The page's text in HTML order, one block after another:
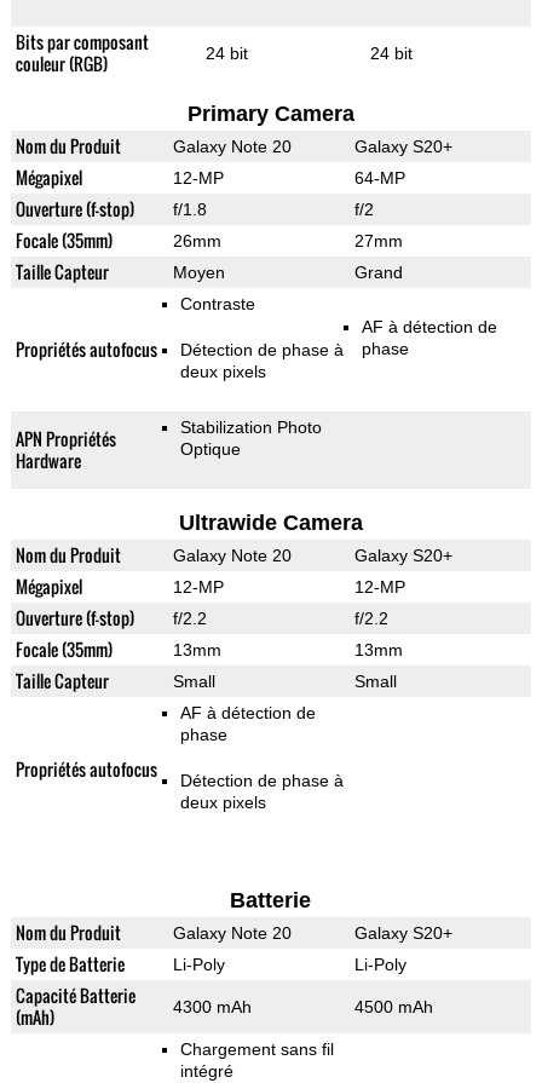
Bits par composant
couleur (RGB)
24 bit 24 bit
Primary Camera
Nom du Produit Galaxy Note 20 Galaxy S20+
Mégapixel 12-MP 64-MP
Ouverture (f-stop) f/1.8 f/2
Focale (35mm) 26mm 27mm
Taille Capteur Moyen Grand
Propriétés autofocus
Contraste
Détection de phase à
deux pixels
AF à détection de
phase
APN Propriétés
Hardware
Stabilization Photo
Optique
Ultrawide Camera
Nom du Produit Galaxy Note 20 Galaxy S20+
Mégapixel 12-MP 12-MP
Ouverture (f-stop) f/2.2 f/2.2
Focale (35mm) 13mm 13mm
Taille Capteur Small Small
Propriétés autofocus
AF à détection de
phase
Détection de phase à
deux pixels
Batterie
Nom du Produit Galaxy Note 20 Galaxy S20+
Type de Batterie Li-Poly Li-Poly
Capacité Batterie
(mAh)
4300 mAh 4500 mAh
Chargement sans fil
intégré